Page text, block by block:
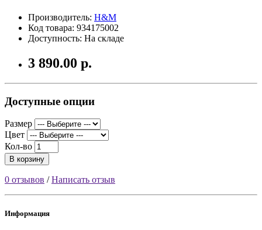
Производитель: H&M
Код товара: 934175002
Доступность: На складе
3 890.00 р.
Доступные опции
Размер
Цвет
Кол-во
В корзину
0 отзывов /Написать отзыв
Информация